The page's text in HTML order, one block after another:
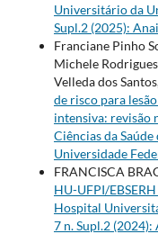
Universitário da
Supl.2 (2025):
Franciane Pinho
Michele
Velleda dos
de risco para
intensiva: revisão
Ciências da
Universidade
FRANCISCA
HU-UFPI/
Hospital
7 n. Supl.2 (2024):